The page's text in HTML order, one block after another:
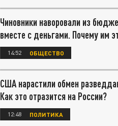
Чиновники наворовали из
вместе с деньгами. Почему им
14:52 ОБЩЕСТВО
США нарастили обмен
Как это отразится на России?
12:48 ПОЛИТИКА